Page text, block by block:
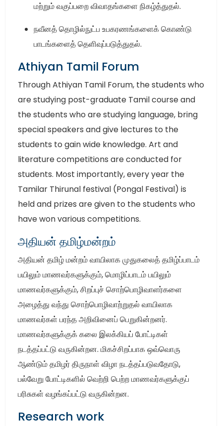
மற்றும் வகுப்பறை விவாதங்களை நிகழ்த்துதல்.
நவீனத் தொழில்நுட்ப உபகரணங்களைக் கொண்டு
பாடங்களைத் தெளிவுப்படுத்துதல்.
Athiyan Tamil Forum
Through Athiyan Tamil Forum, the students who
are studying post-graduate Tamil course and
the students who are studying language, bring
special speakers and give lectures to the
students to gain wide knowledge. Art and
literature competitions are conducted for
students. Most importantly, every year the
Tamilar Thirunal festival (Pongal Festival) is
held and prizes are given to the students who
have won various competitions.
அதியன் தமிழ்மன்றம்
அதியன் தமிழ் மன்றம் வாயிலாக முதுகலைத் தமிழ்ப்பாடம்
பயிலும் மாணவர்களுக்கும், மொழிப்பாடம் பயிலும்
மாணவர்களுக்கும், சிறப்புச் சொற்பொழிவாளர்களை
அழைத்து வந்து சொற்பொழிவாற்றுதல் வாயிலாக
மாணவர்கள் பரந்த அறிவினைப் பெறுகின்றனர்.
மாணவர்களுக்குக் கலை இலக்கியப் போட்டிகள்
நடத்தப்பட்டு வருகின்றன. மிகச்சிறப்பாக ஒவ்வொரு
ஆண்டும் தமிழர் திருநாள் விழா நடத்தப்படுவதோடு,
பல்வேறு போட்டிகளில் வெற்றி பெற்ற மாணவர்களுக்குப்
பரிசுகள் வழங்கப்பட்டு வருகின்றன.
Research work